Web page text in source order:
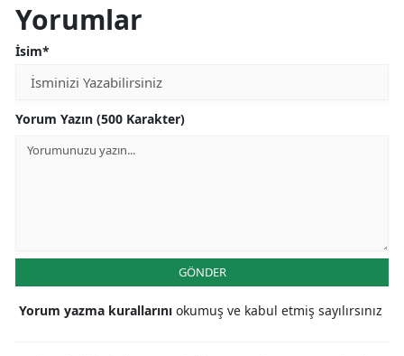
Yorumlar
İsim*
Yorum Yazın (500 Karakter)
GÖNDER
Yorum yazma kurallarını okumuş ve kabul etmiş sayılırsınız